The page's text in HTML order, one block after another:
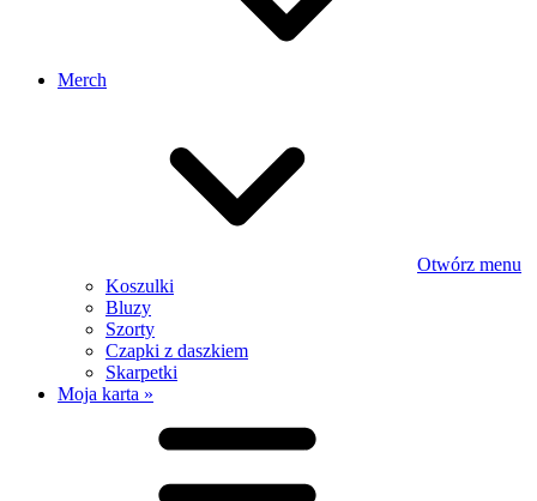
Merch
Otwórz menu
Koszulki
Bluzy
Szorty
Czapki z daszkiem
Skarpetki
Moja karta »